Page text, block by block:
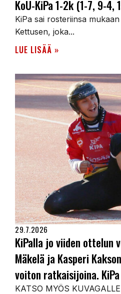
KoU-KiPa 1-2k (1-7, 9-4,
KiPa sai rosteriinsa
Kettusen, joka...
LUE LISÄÄ »
29.7.2026
KiPalla jo viiden ottelun
Mäkelä ja Kasperi
voiton ratkaisijoina.
KATSO MYÖS